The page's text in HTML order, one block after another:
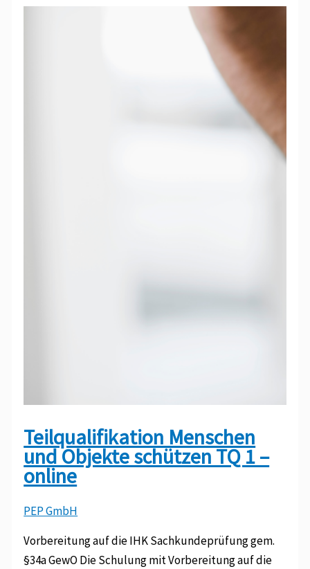
Teilqualifikation Menschen
und Objekte schützen TQ 1 –
online
PEP GmbH
Vorbereitung auf die IHK Sachkundeprüfung gem.
§34a GewO Die Schulung mit Vorbereitung auf die